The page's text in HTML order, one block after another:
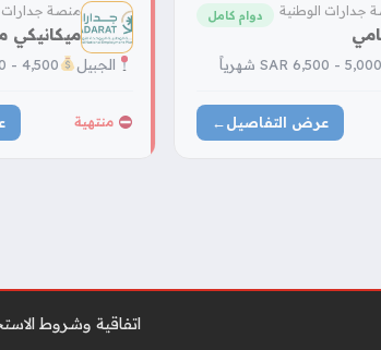
جدارات الوطنية دوام كامل
5,000 - 6,500 SAR شهرياً
عرض التفاصيل←
منصة جدارات
ميكانيكي
الجبيل 4,500 - 5,900 SAR شهرياً
منتهية
اتفاقية وشروط